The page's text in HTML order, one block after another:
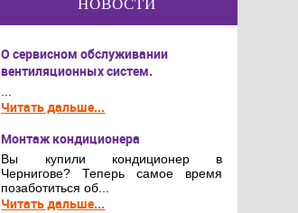
НОВОСТИ
О сервисном обслуживании
вентиляционных систем.
...
Читать дальше...
Монтаж кондиционера
Вы купили кондиционер в
Чернигове? Теперь самое время
позаботиться об...
Читать дальше...